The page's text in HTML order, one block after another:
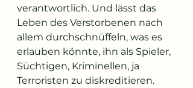
verantwortlich. Und lässt das
Leben des Verstorbenen nach
allem durchschnüffeln, was es
erlauben könnte, ihn als Spieler,
Süchtigen, Kriminellen, ja
Terroristen zu diskreditieren.